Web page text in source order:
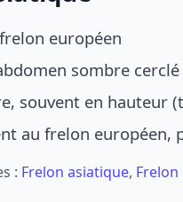
européen
sombre
souvent en hauteur
au frelon européen,
: Frelon asiatique,